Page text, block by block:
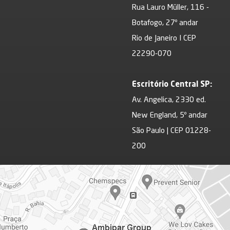
Rua Lauro Müller, 116 -
Botafogo, 27º andar
Rio de Janeiro I CEP
22290-070
Escritório Central SP:
Av. Angelica, 2330 ed.
New England, 5º andar
São Paulo | CEP 01228-
200